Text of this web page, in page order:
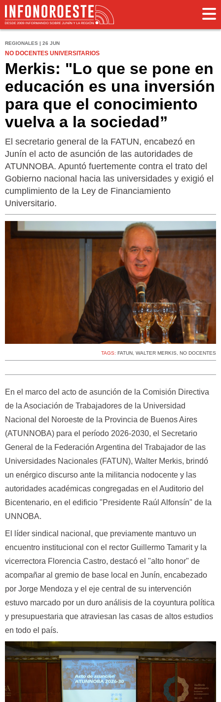
REGIONALES | 26 JUN
NO DOCENTES UNIVERSITARIOS
Merkis: "Lo que se pone en
educación es una inversión
para que el conocimiento
vuelva a la sociedad”
El secretario general de la FATUN, encabezó en
Junín el acto de asunción de las autoridades de
ATUNNOBA. Apuntó fuertemente contra el trato del
Gobierno nacional hacia las universidades y exigió el
cumplimiento de la Ley de Financiamiento
Universitario.
TAGS: FATUN, WALTER MERKIS, NO DOCENTES
En el marco del acto de asunción de la Comisión Directiva
de la Asociación de Trabajadores de la Universidad
Nacional del Noroeste de la Provincia de Buenos Aires
(ATUNNOBA) para el período 2026-2030, el Secretario
General de la Federación Argentina del Trabajador de las
Universidades Nacionales (FATUN), Walter Merkis, brindó
un enérgico discurso ante la militancia nodocente y las
autoridades académicas congregadas en el Auditorio del
Bicentenario, en el edificio "Presidente Raúl Alfonsín" de la
UNNOBA.
El líder sindical nacional, que previamente mantuvo un
encuentro institucional con el rector Guillermo Tamarit y la
vicerrectora Florencia Castro, destacó el "alto honor" de
acompañar al gremio de base local en Junín, encabezado
por Jorge Mendoza y el eje central de su intervención
estuvo marcado por un duro análisis de la coyuntura política
y presupuestaria que atraviesan las casas de altos estudios
en todo el país.